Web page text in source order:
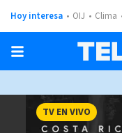
Hoy interesa OIJ Clima
TV EN VIVO